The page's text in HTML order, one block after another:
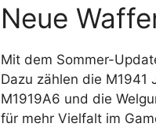
Neue
Mit dem Sommer-
Dazu zählen die M1941
M1919A6 und die
für mehr Vielfalt im